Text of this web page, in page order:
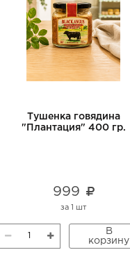
Тушенка говядина
"Плантация" 400 гр.
999
за 1 шт
В
корзину